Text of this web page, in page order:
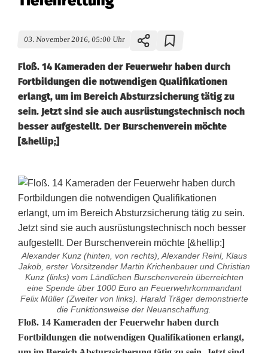
03. November 2016, 05:00 Uhr
Floß. 14 Kameraden der Feuerwehr haben durch
Fortbildungen die notwendigen Qualifikationen
erlangt, um im Bereich Absturzsicherung tätig zu
sein. Jetzt sind sie auch ausrüstungstechnisch noch
besser aufgestellt. Der Burschenverein möchte
[&hellip;]
Alexander Kunz (hinten, von rechts), Alexander Reinl, Klaus
Jakob, erster Vorsitzender Martin Krichenbauer und Christian
Kunz (links) vom Ländlichen Burschenverein überreichten
eine Spende über 1000 Euro an Feuerwehrkommandant
Felix Müller (Zweiter von links). Harald Träger demonstrierte
die Funktionsweise der Neuanschaffung.
P
r
Floß. 14 Kameraden der Feuerwehr haben durch
Fortbildungen die notwendigen Qualifikationen erlangt,